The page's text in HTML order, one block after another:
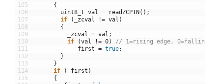
105
106
107
108
109
110
111
112
113
114
115
{
uint8 t val = readZCPIN( ) ;
if
( _zcval != val )
{
_zcval
= val ;
if
(val != 0)
// 1=rising edge, 0=falling
_first = true;
}
}
if
( _first )
{